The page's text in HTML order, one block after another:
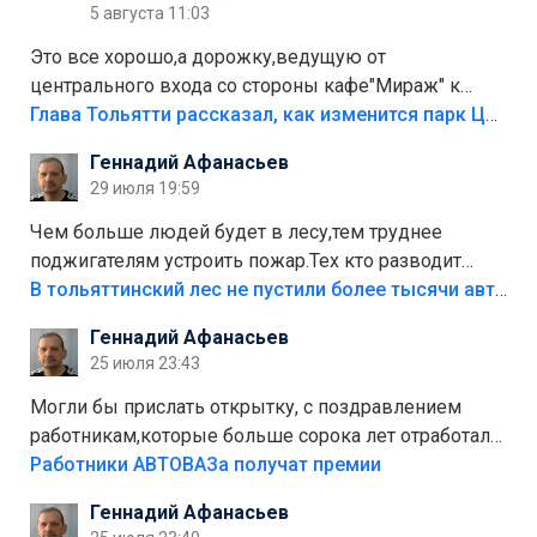
5 августа 11:03
Это все хорошо,а дорожку,ведущую от
центрального входа со стороны кафе"Мираж" к
аттракционам слабо доделать?А то бордюры
лежала в парке и испортилась.Да еще,видимо,часть
украли.
Глава Тольятти рассказал, как изменится парк Центрального района
Геннадий Афанасьев
29 июля 19:59
Чем больше людей будет в лесу,тем труднее
поджигателям устроить пожар.Тех кто разводит
костры,тех надо безбожно штрафовать.Камер полно
Штрафы мизерные.
В тольяттинский лес не пустили более тысячи автомобилей
Геннадий Афанасьев
25 июля 23:43
Могли бы прислать открытку, с поздравлением
работникам,которые больше сорока лет отработали
на предприятии.
Работники АВТОВАЗа получат премии
Геннадий Афанасьев